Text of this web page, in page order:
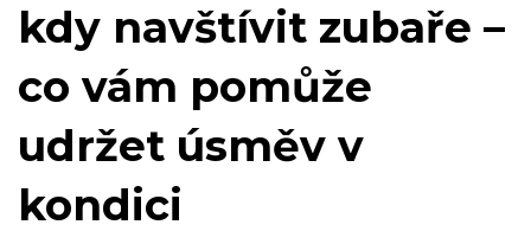
kdy navštívit zubaře –
co vám pomůže
udržet úsměv v
kondici